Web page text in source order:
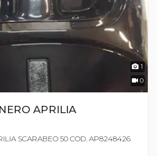
1
0
APRILIA
SCARABEO 50 COD. AP8248426